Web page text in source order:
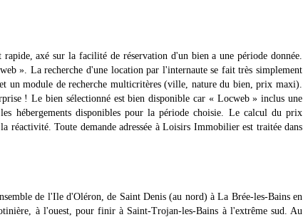
axé sur la facilité de réservation d'un bien a une période donnée.
». La recherche d'une location par l'internaute se fait très simplement
un module de recherche multicritères (ville, nature du bien, prix maxi).
! Le bien sélectionné est bien disponible car « Locweb » inclus une
hébergements disponibles pour la période choisie. Le calcul du prix
Toute demande adressée à Loisirs Immobilier est traitée dans
de l'Ile d'Oléron, de Saint Denis (au nord) à La Brée-les-Bains en
à l'ouest, pour finir à Saint-Trojan-les-Bains à l'extrême sud. Au